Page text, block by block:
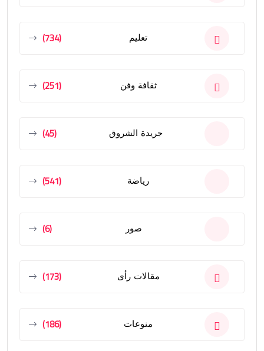
تعليم (734)
ثقافة وفن (251)
جريدة الشروق (45)
رياضة (541)
صور (6)
مقالات رأى (173)
منوعات (186)